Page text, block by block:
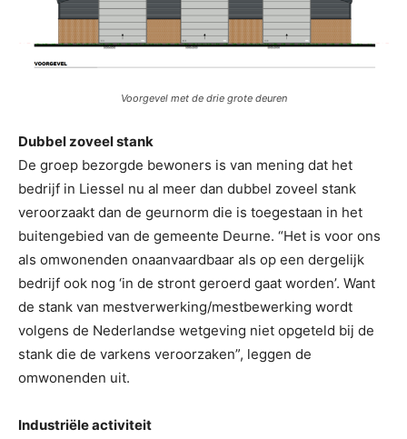
Voorgevel met de drie grote deuren
Dubbel zoveel stank
De groep bezorgde bewoners is van mening dat het
bedrijf in Liessel nu al meer dan dubbel zoveel stank
veroorzaakt dan de geurnorm die is toegestaan in het
buitengebied van de gemeente Deurne. “Het is voor ons
als omwonenden onaanvaardbaar als op een dergelijk
bedrijf ook nog ‘in de stront geroerd gaat worden’. Want
de stank van mestverwerking/mestbewerking wordt
volgens de Nederlandse wetgeving niet opgeteld bij de
stank die de varkens veroorzaken”, leggen de
omwonenden uit.
Industriële activiteit